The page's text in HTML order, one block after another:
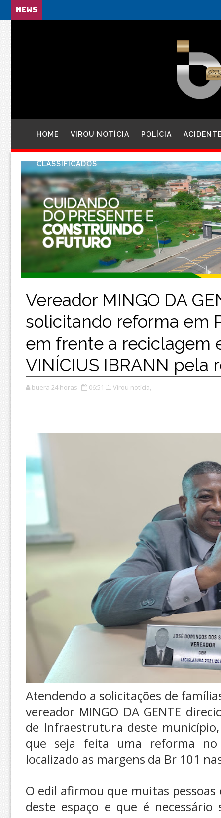
NEWS
HOME VIROU NOTÍCIA POLÍCIA
CLASSIFICADOS
Vereador MINGO DA
solicitando reforma em
em frente a reciclagem
VINÍCIUS IBRANN pela
buera 24 horas 06:51 Virou notícia,
Atendendo a solicitações de
vereador MINGO DA GENTE
de Infraestrutura deste
que seja feita uma reforma no
localizado as margens da Br 101
O edil afirmou que muitas
deste espaço e que é